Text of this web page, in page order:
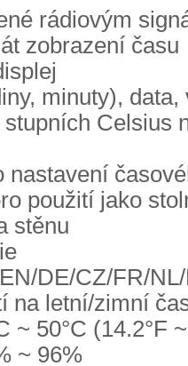
rádiovým
zobrazení času
minuty),
Celsius
nastavení
použití jako
stěnu
DE/CZ/FR/
na letní/zimní
~ 50°C (14.2°F
~ 96%